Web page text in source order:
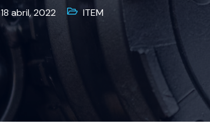
18 abril, 2022 ITEM